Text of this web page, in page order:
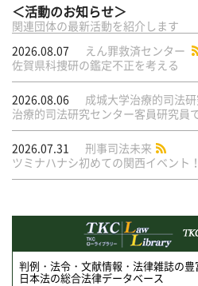
＜活動のお知らせ＞
関連団体の最新活動を紹介します
2026.08.07
えん罪救済センター
佐賀県科捜研の鑑定不正を考える
2026.08.06 成城大学治療的司法
2026.07.31
刑事司法未来
ツミナハナシ初めての関西イベント
判例・法令・文献情報・法律雑誌の
日本法の総合法律データベース